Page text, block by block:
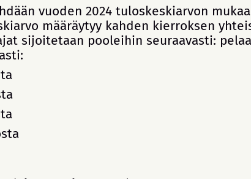
vuoden 2024 tuloskeskiarvon
määräytyy kahden kierroksen
sijoitetaan pooleihin seuraavasti: